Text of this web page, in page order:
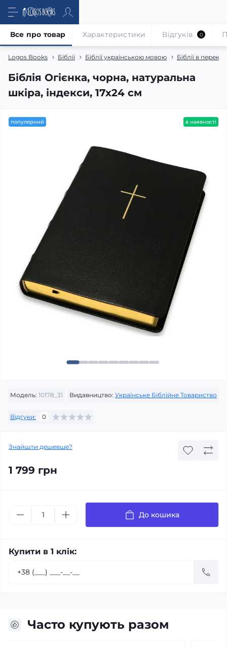
Logos Books Біблії Біблії українською мовою Біблії в
Біблія Огієнка, чорна, натуральна
шкіра, індекси, 17х24 см
Все про товар Характеристики Відгуків 0
популярний в наявності
Модель: 10178_31 Видавництво: Українське Біблійне Товариство
Відгуки: 0
Знайшли дешевше?
1 799 грн
До кошика
Купити в 1 клік:
Часто купують разом